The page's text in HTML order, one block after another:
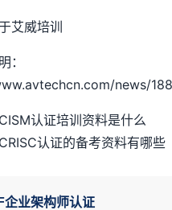
艾威培训
：
news/
认证培训资料是什么
认证的备考资料有哪些
企业架构师认证